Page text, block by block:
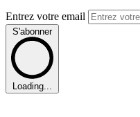
Entrez votre email
S'abonner
Loading...